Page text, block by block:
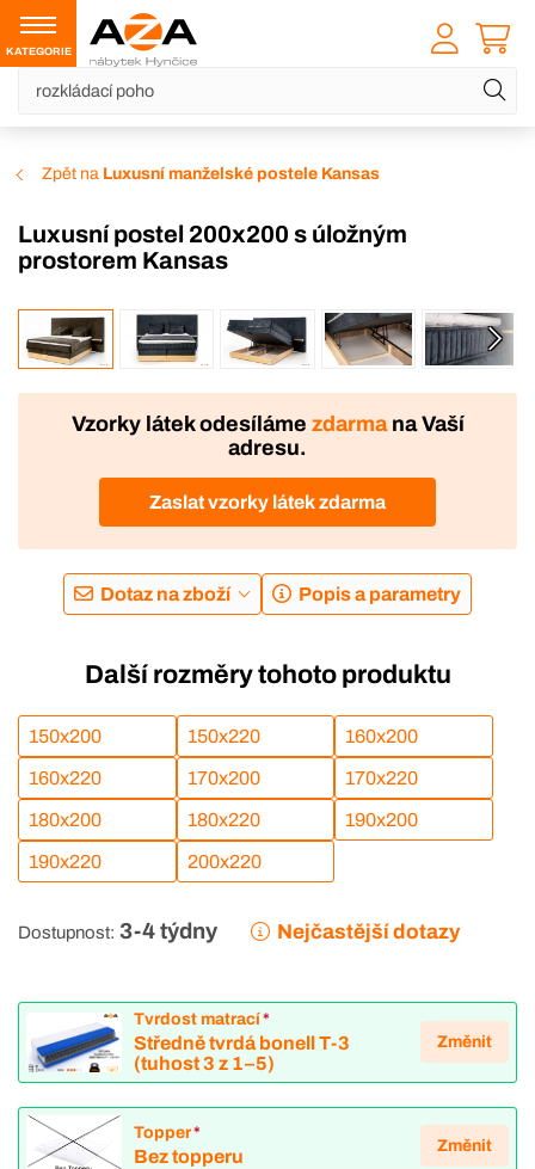
KATEGORIE
Zpět na Luxusní manželské postele Kansas
Luxusní postel 200x200 s úložným
prostorem Kansas
VÝROBA
DOPRAVA ZDARMA
Vzorky látek odesíláme zdarmana Vaší
adresu.
Zaslat vzorky látek zdarma
Dotaz na zboží Popis a parametry
Další rozměry tohoto produktu
150x200 150x220 160x200
160x220 170x200 170x220
180x200 180x220 190x200
190x220 200x220
Dostupnost: 3-4 týdny Nejčastější dotazy
Tvrdost matrací*
Středně tvrdá bonell T-3
(tuhost 3 z 1–5)
Změnit
Topper*
Bez topperu
Změnit